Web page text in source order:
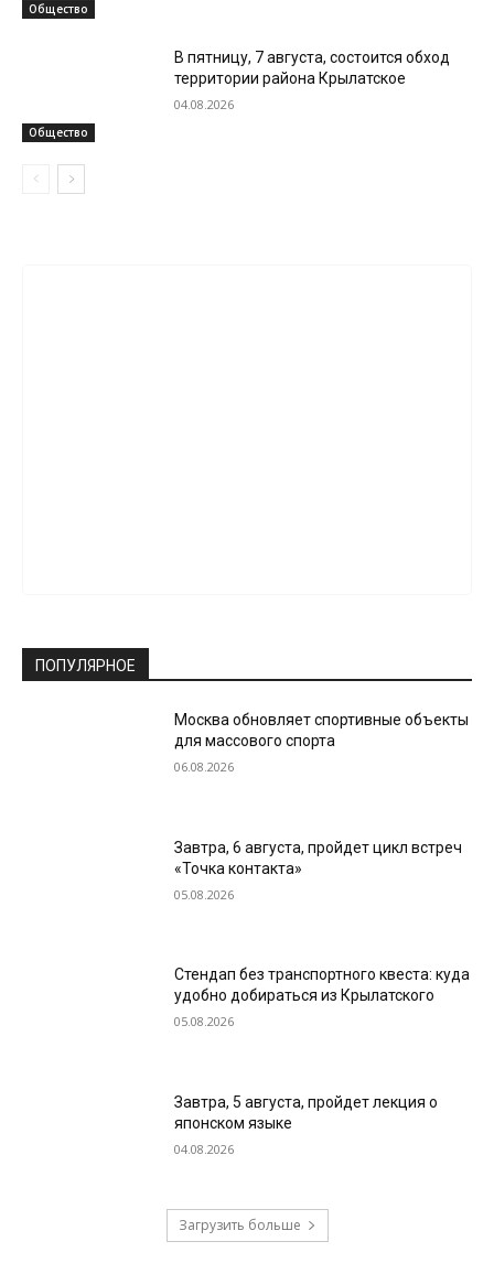
Общество
Общество
В пятницу, 7 августа, состоится обход
территории района Крылатское
04.08.2026
ПОПУЛЯРНОЕ
Москва обновляет спортивные объекты
для массового спорта
06.08.2026
Завтра, 6 августа, пройдет цикл встреч
«Точка контакта»
05.08.2026
Стендап без транспортного квеста: куда
удобно добираться из Крылатского
05.08.2026
Завтра, 5 августа, пройдет лекция о
японском языке
04.08.2026
Загрузить больше